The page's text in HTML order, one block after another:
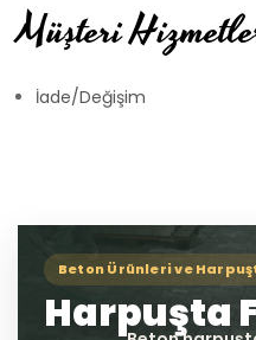
Müşteri
İade/Değişim